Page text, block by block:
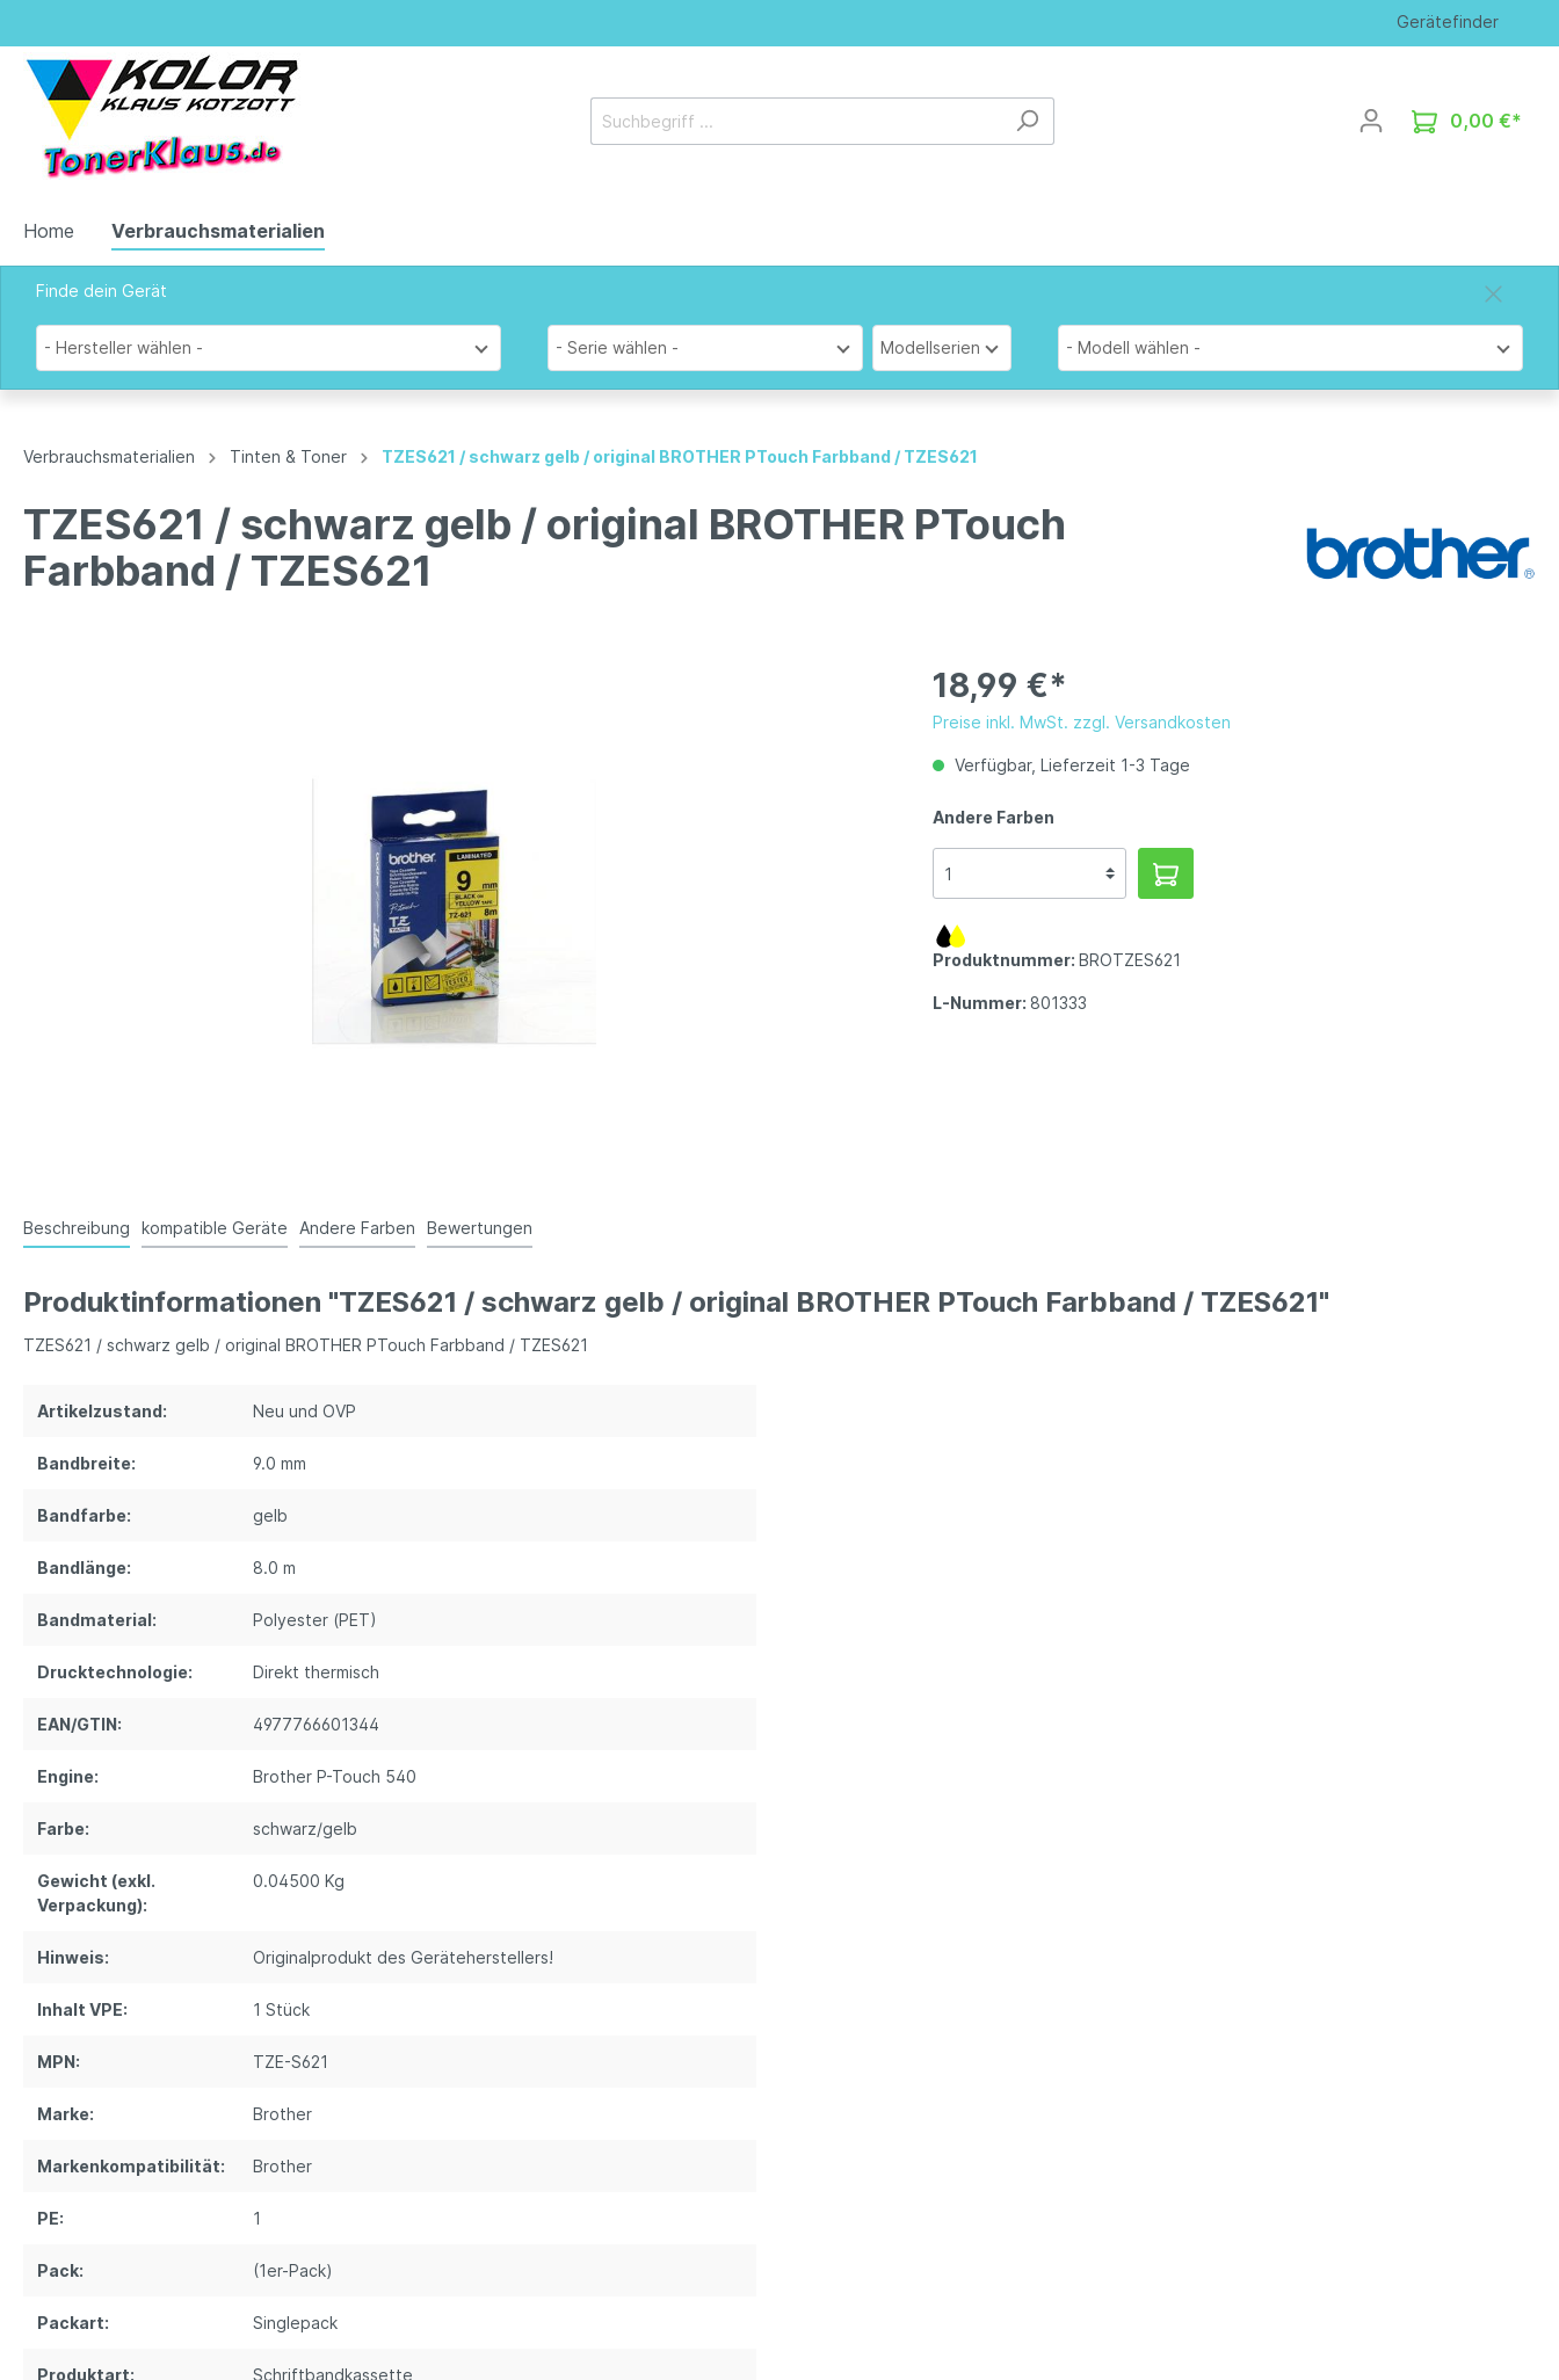
Gerätefinder
0,00 €*
Home Verbrauchsmaterialien
Finde dein Gerät
- Hersteller wählen - - Serie wählen - Modellserien - Modell wählen -
Verbrauchsmaterialien Tinten & Toner TZES621 / schwarz gelb / original BROTHER PTouch Farbband / TZES621
TZES621 / schwarz gelb / original BROTHER PTouch
Farbband / TZES621
18,99 €*
Preise inkl. MwSt. zzgl. Versandkosten
Verfügbar, Lieferzeit 1-3 Tage
Andere Farben
Produktnummer: BROTZES621
L-Nummer: 801333
Beschreibung kompatible Geräte Andere Farben Bewertungen
Produktinformationen "TZES621 / schwarz gelb / original BROTHER PTouch Farbband / TZES621"
TZES621 / schwarz gelb / original BROTHER PTouch Farbband / TZES621
Artikelzustand: Neu und OVP
Bandbreite: 9.0 mm
Bandfarbe: gelb
Bandlänge: 8.0 m
Bandmaterial: Polyester (PET)
Drucktechnologie: Direkt thermisch
EAN/GTIN: 4977766601344
Engine: Brother P-Touch 540
Farbe: schwarz/gelb
Gewicht (exkl.
Verpackung):
0.04500 Kg
Hinweis: Originalprodukt des Geräteherstellers!
Inhalt VPE: 1 Stück
MPN: TZE-S621
Marke: Brother
Markenkompatibilität: Brother
PE: 1
Pack: (1er-Pack)
Packart: Singlepack
Produktart: Schriftbandkassette